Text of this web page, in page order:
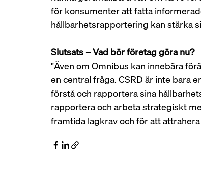
för konsumenter att fatta
hållbarhetsrapportering kan stärka
Slutsats – Vad bör företag göra nu?
"Även om Omnibus kan innebära
en central fråga. CSRD är inte bara
förstå och rapportera sina
rapportera och arbeta strategiskt
framtida lagkrav och för att